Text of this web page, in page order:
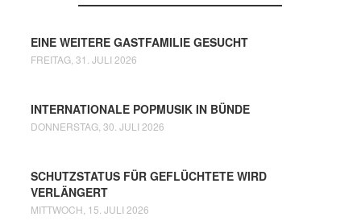
EINE WEITERE GASTFAMILIE GESUCHT
FREITAG, 31. JULI 2026
INTERNATIONALE POPMUSIK IN BÜNDE
DONNERSTAG, 30. JULI 2026
SCHUTZSTATUS FÜR GEFLÜCHTETE WIRD
VERLÄNGERT
MITTWOCH, 15. JULI 2026